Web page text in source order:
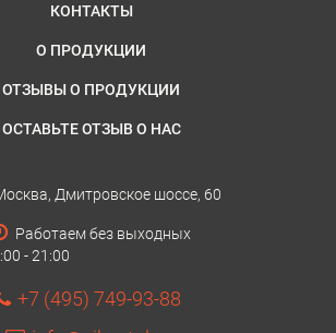
КОНТАКТЫ
О ПРОДУКЦИИ
ОТЗЫВЫ О ПРОДУКЦИИ
ОСТАВЬТЕ ОТЗЫВ О НАС
Дмитровское шоссе, 60
Работаем без выходных
- 21:00
+7 (495) 749-93-88